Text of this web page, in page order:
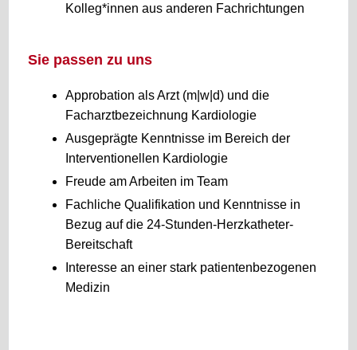
Kolleg*innen aus anderen Fachrichtungen
Sie passen zu uns
Approbation als Arzt (m|w|d) und die
Facharztbezeichnung Kardiologie
Ausgeprägte Kenntnisse im Bereich der
Interventionellen Kardiologie
Freude am Arbeiten im Team
Fachliche Qualifikation und Kenntnisse in
Bezug auf die 24-Stunden-Herzkatheter-
Bereitschaft
Interesse an einer stark patientenbezogenen
Medizin